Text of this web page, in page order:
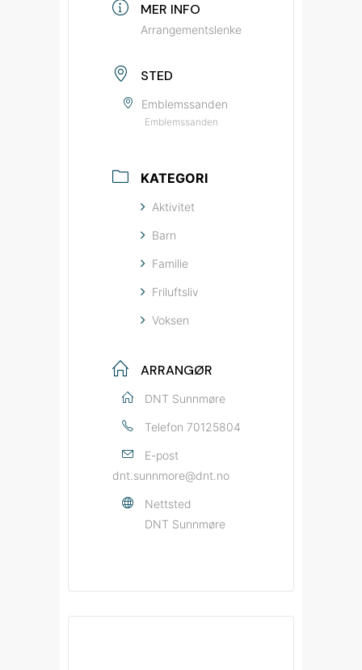
MER INFO
Arrangementslenke
STED
Emblemssanden
Emblemssanden
KATEGORI
Aktivitet
Barn
Familie
Friluftsliv
Voksen
ARRANGØR
DNT Sunnmøre
Telefon 70125804
E-post
dnt.sunnmore@dnt.no
Nettsted
DNT Sunnmøre